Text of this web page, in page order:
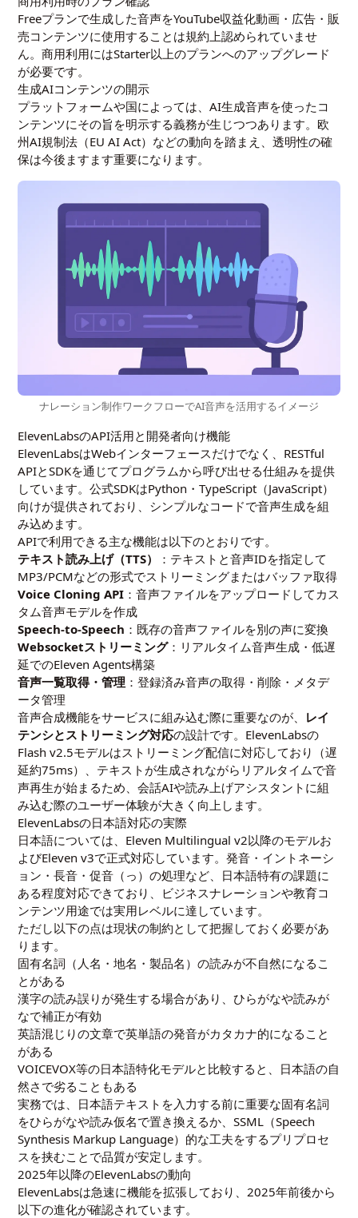
Freeプランで生成した音声をYouTube収益化動画・広告・販
売コンテンツに使用することは規約上認められていませ
ん。商用利用にはStarter以上のプランへのアップグレード
が必要です。
生成AIコンテンツの開示
プラットフォームや国によっては、AI生成音声を使ったコ
ンテンツにその旨を明示する義務が生じつつあります。欧
州AI規制法（EU AI Act）などの動向を踏まえ、透明性の確
保は今後ますます重要になります。
ナレーション制作ワークフローでAI音声を活用するイメージ
ElevenLabsのAPI活用と開発者向け機能
ElevenLabsはWebインターフェースだけでなく、RESTful
APIとSDKを通じてプログラムから呼び出せる仕組みを提供
しています。公式SDKはPython・TypeScript（JavaScript）
向けが提供されており、シンプルなコードで音声生成を組
み込めます。
APIで利用できる主な機能は以下のとおりです。
テキスト読み上げ（TTS）
：テキストと音声IDを指定して
MP3/PCMなどの形式でストリーミングまたはバッファ取得
Voice Cloning API ：音声ファイルをアップロードしてカス
タム音声モデルを作成
Speech-to-Speech ：既存の音声ファイルを別の声に変換
Websocketストリーミング：リアルタイム音声生成・低遅
延でのEleven Agents構築
音声一覧取得・管理 ：登録済み音声の取得・削除・メタデ
ータ管理
音声合成機能をサービスに組み込む際に重要なのが、 レイ
テンシとストリーミング対応の設計です。ElevenLabsの
Flash v2.5モデルはストリーミング配信に対応しており（遅
延約75ms）、テキストが生成されながらリアルタイムで音
声再生が始まるため、会話AIや読み上げアシスタントに組
み込む際のユーザー体験が大きく向上します。
ElevenLabsの日本語対応の実際
日本語については、Eleven Multilingual v2以降のモデルお
よびEleven v3で正式対応しています。発音・イントネーシ
ョン・長音・促音（っ）の処理など、日本語特有の課題に
ある程度対応できており、ビジネスナレーションや教育コ
ンテンツ用途では実用レベルに達しています。
ただし以下の点は現状の制約として把握しておく必要があ
ります。
固有名詞（人名・地名・製品名）の読みが不自然になるこ
とがある
漢字の読み誤りが発生する場合があり、ひらがなや読みが
なで補正が有効
英語混じりの文章で英単語の発音がカタカナ的になること
がある
VOICEVOX等の日本語特化モデルと比較すると、日本語の自
然さで劣ることもある
実務では、日本語テキストを入力する前に重要な固有名詞
をひらがなや読み仮名で置き換えるか、SSML（Speech
Synthesis Markup Language）的な工夫をするプリプロセ
スを挟むことで品質が安定します。
2025年以降のElevenLabsの動向
ElevenLabsは急速に機能を拡張しており、2025年前後から
以下の進化が確認されています。